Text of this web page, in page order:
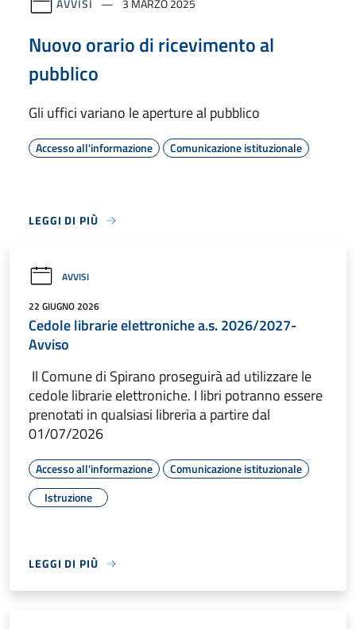
Nuovo orario di ricevimento al
pubblico
Gli uffici variano le aperture al pubblico
Accesso all'informazione Comunicazione istituzionale
LEGGI DI PIÙ
AVVISI
22 GIUGNO 2026
Cedole librarie elettroniche a.s. 2026/2027-
Avviso
Il Comune di Spirano proseguirà ad utilizzare le
cedole librarie elettroniche. I libri potranno essere
prenotati in qualsiasi libreria a partire dal
01/07/2026
Accesso all'informazione
Comunicazione istituzionale
Istruzione
LEGGI DI PIÙ